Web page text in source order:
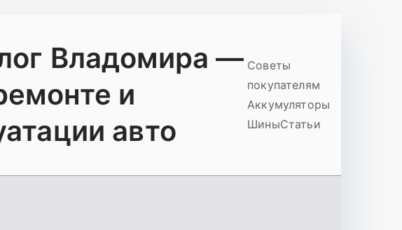
Владомира —
и
авто
Советы
покупателям
Аккумуляторы
ШиныСтатьи